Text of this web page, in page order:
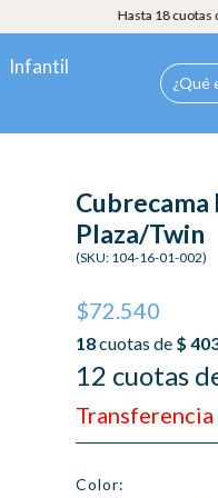
Hasta 18 cuotas con
Infantil
Cubrecama
Plaza/Twin
(SKU: 104-16-01-002)
$72.540
12 cuotas
Color: